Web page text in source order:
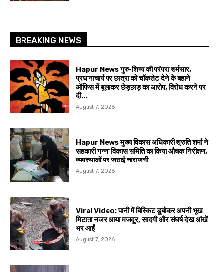
BREAKING NEWS
Hapur News गुरु-शिष्य की परंपरा शर्मसार,
प्रधानाचार्य पर छात्रा को चॉकलेट देने के बहाने
ऑफिस में बुलाकर छेड़छाड़ का आरोप, विरोध करने पर
दी...
August 7, 2026
Hapur News मुख्य विकास अधिकारी श्रुति शर्मा ने
सहकारी गन्ना विकास समिति का किया औचक निरीक्षण,
व्यवस्थाओं पर जताई नाराजगी
August 7, 2026
Viral Video: पानी में बिस्किट डुबोकर अपनी भूख
मिटाता नजर आया मजदूर, सादगी और संघर्ष देख आंखें
भर आईं
August 7, 2026